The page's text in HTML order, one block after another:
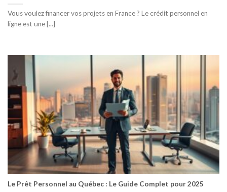
Vous voulez financer vos projets en France ? Le crédit personnel en
ligne est une [...]
Le Prêt Personnel au Québec : Le Guide Complet pour 2025